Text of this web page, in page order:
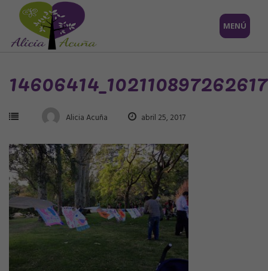
Saltar
contenido
MENÚ
Alicia Acuña abril 25, 2017